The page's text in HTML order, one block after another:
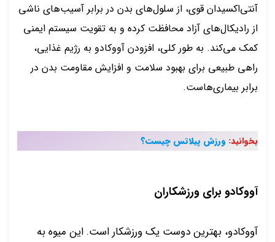
آنتی‌اکسیدان قوی، از سلول‌های بدن در برابر آسیب‌های ناشی
از رادیکال‌های آزاد محافظت کرده و به تقویت سیستم ایمنی
کمک می‌کند. به طور کلی، افزودن آووکادو به رژیم غذایی،
راهی طبیعی برای بهبود سلامت و افزایش مقاومت بدن در
برابر بیماری‌هاست.
بخوانید: ورزش پیلاتس چیست؟
آووکادو برای ورزشکاران
آووکادو، بهترین دوست یک ورزشکار است. این میوه به